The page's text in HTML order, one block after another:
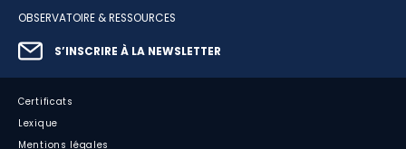
OBSERVATOIRE & RESSOURCES
S’INSCRIRE À LA NEWSLETTER
Certificats
Lexique
Mentions légales